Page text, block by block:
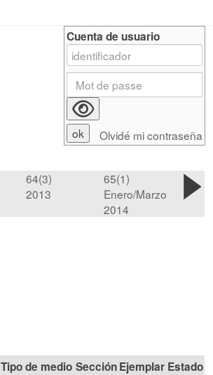
64(3)
2013
65(1)
Enero/Marzo
2014
Tipo de medio Sección
Estado
Cuenta de usuario
Olvidé mi contraseña